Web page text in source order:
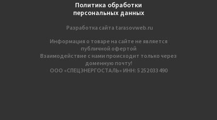
Информация о товаре на сайте не является
публичной офертой
Взаимодействие с нами происходит только через
доменную почту!
ООО «СПЕЦЭНЕРГОСТАЛЬ» ИНН: 5 252 033 490
Разработка сайтa tarasovweb.ru
Политика обработки
персональных данных